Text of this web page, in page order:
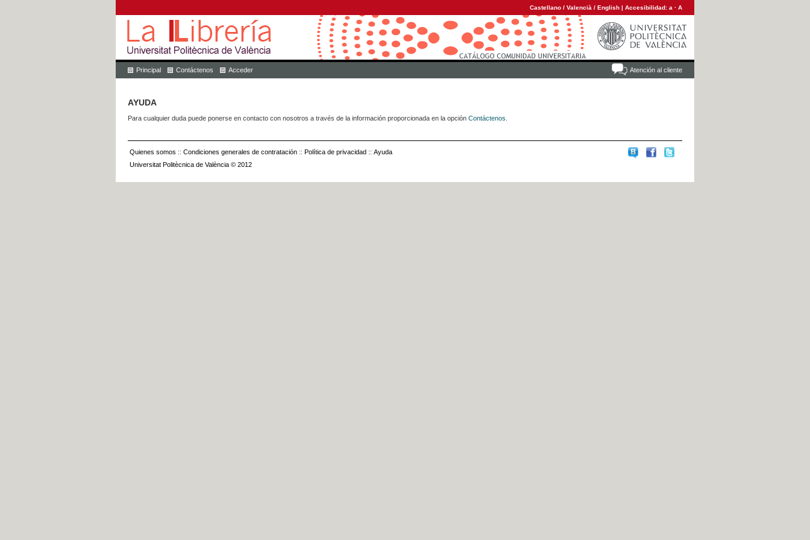
Castellano / Valencià / English | Accesibilidad: a · A
Atención al cliente
Principal Contáctenos Acceder
AYUDA
Para cualquier duda puede ponerse en contacto con nosotros a través de la información proporcionada en la opción Contáctenos
Quienes somos :: Condiciones generales de contratación :: Política de privacidad :: Ayuda
Universitat Politècnica de València © 2012